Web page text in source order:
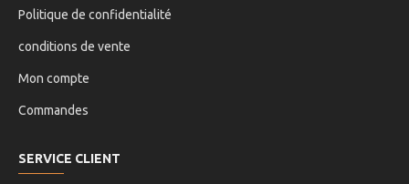
Politique de confidentialité
conditions de vente
Mon compte
Commandes
SERVICE CLIENT